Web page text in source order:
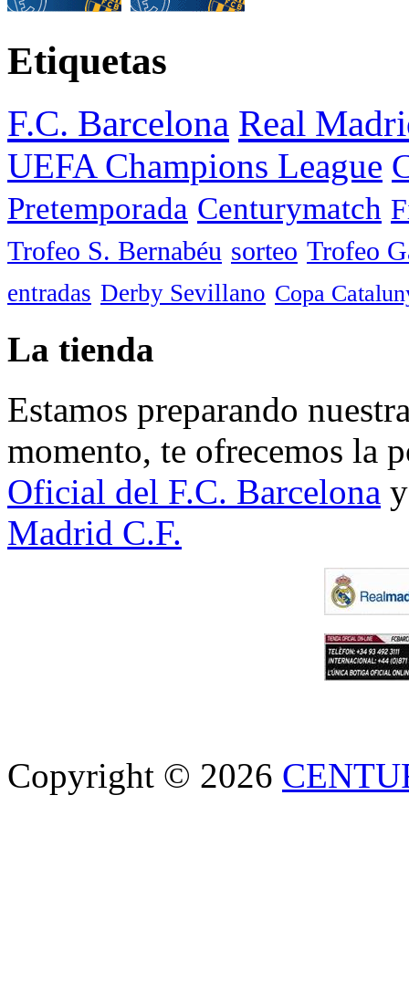
Etiquetas
F.C. Barcelona Real
UEFA Champions League
Pretemporada Centurymatch
Trofeo S. Bernabéu sorteo Trofeo
entradas Derby Sevillano Copa
La tienda
Estamos preparando
momento, te ofrecemos la
Oficial del F.C. Barcelona
Madrid C.F.
Copyright © 2026